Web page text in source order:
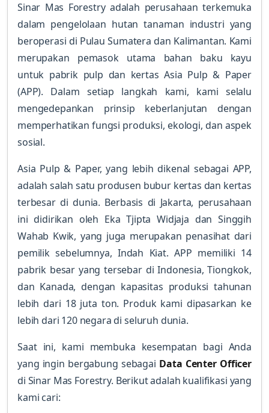
Sinar Mas Forestry adalah perusahaan terkemuka
dalam pengelolaan hutan tanaman industri yang
beroperasi di Pulau Sumatera dan Kalimantan. Kami
merupakan pemasok utama bahan baku kayu
untuk pabrik pulp dan kertas Asia Pulp & Paper
(APP). Dalam setiap langkah kami, kami selalu
mengedepankan prinsip keberlanjutan dengan
memperhatikan fungsi produksi, ekologi, dan aspek
sosial.
Asia Pulp & Paper, yang lebih dikenal sebagai APP,
adalah salah satu produsen bubur kertas dan kertas
terbesar di dunia. Berbasis di Jakarta, perusahaan
ini didirikan oleh Eka Tjipta Widjaja dan Singgih
Wahab Kwik, yang juga merupakan penasihat dari
pemilik sebelumnya, Indah Kiat. APP memiliki 14
pabrik besar yang tersebar di Indonesia, Tiongkok,
dan Kanada, dengan kapasitas produksi tahunan
lebih dari 18 juta ton. Produk kami dipasarkan ke
lebih dari 120 negara di seluruh dunia.
Saat ini, kami membuka kesempatan bagi Anda
yang ingin bergabung sebagai Data Center Officer
di Sinar Mas Forestry. Berikut adalah kualifikasi yang
kami cari: